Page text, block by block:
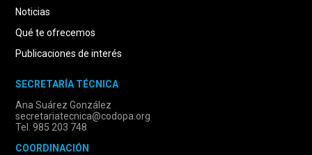
Noticias
Qué te ofrecemos
Publicaciones de interés
SECRETARÍA TÉCNICA
Ana Suárez González
secretariatecnica@codopa.org
Tel. 985 203 748
COORDINACIÓN